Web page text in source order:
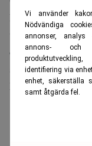
Vi använder
Nödvändiga
annonser, analys
annons- och
identifiering via
enhet, säkerställa
samt åtgärda fel.
I rätten
den endast gällde
som en
Domstolen gick